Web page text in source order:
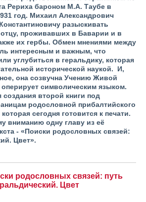
Рериха бароном М.А. Таубе в
год. Михаил Александрович
разыскивать
проживавших в Баварии и в
их гербы. Обмен мнениями между
интересным и важным, что
углубиться в геральдику, которая
исторической наукой. И,
она созвучна Учению Живой
символическим языком.
второй книги под
родословной прибалтийского
сегодня готовится к печати.
вниманию одну главу из её
- «Поиски родословных связей:
Цвет».
родословных связей: путь
Цвет